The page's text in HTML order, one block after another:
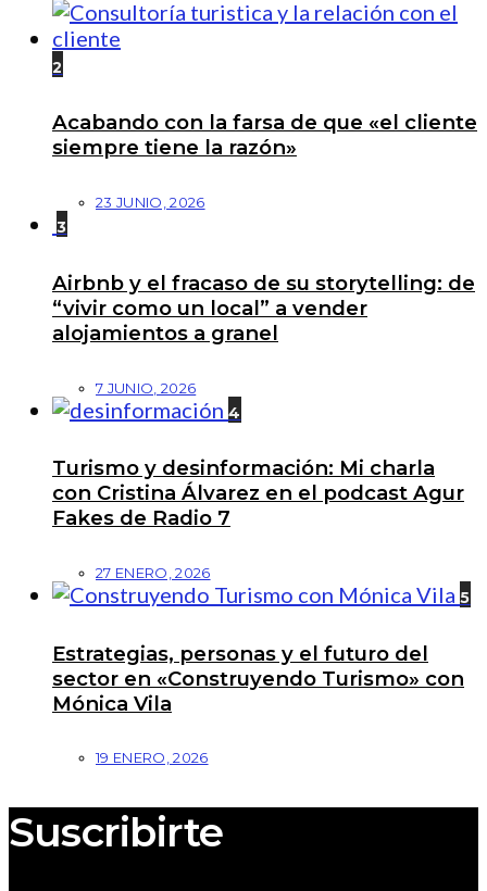
2
Acabando con la farsa de que «el cliente
siempre tiene la razón»
23 JUNIO, 2026
3
Airbnb y el fracaso de su storytelling: de
“vivir como un local” a vender
alojamientos a granel
7 JUNIO, 2026
4
Turismo y desinformación: Mi charla
con Cristina Álvarez en el podcast Agur
Fakes de Radio 7
27 ENERO, 2026
5
Estrategias, personas y el futuro del
sector en «Construyendo Turismo» con
Mónica Vila
19 ENERO, 2026
Suscribirte